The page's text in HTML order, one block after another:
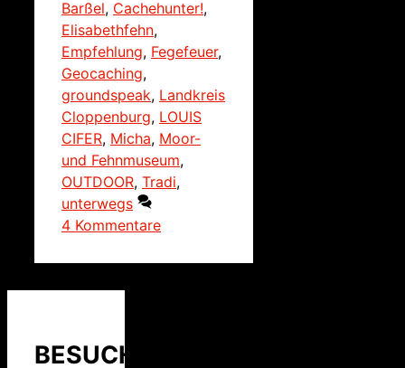
Barßel, Cachehunter!,
Elisabethfehn,
Empfehlung, Fegefeuer,
Geocaching,
groundspeak, Landkreis
Cloppenburg, LOUIS
CIFER, Micha, Moor-
und Fehnmuseum,
OUTDOOR, Tradi,
unterwegs
4 Kommentare
BESUCHER